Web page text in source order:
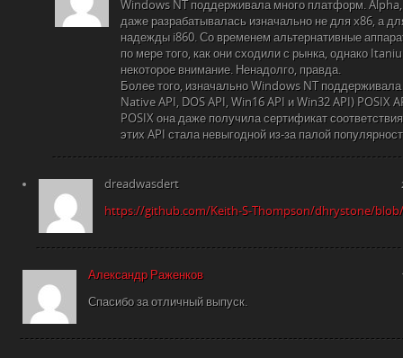
Windows NT поддерживала много платформ.
даже разрабатывалась изначально не для x86, а
надежды i860. Со временем альтернативные
по мере того, как они сходили с рынка, однако
некоторое внимание. Ненадолго, правда.
Более того, изначально Windows NT
Native API, DOS API, Win16 API и Win32 API) POSIX
POSIX она даже получила сертификат
этих API стала невыгодной из-за палой
dreadwasdert
https://github.com/Keith-S-Thompson/dhrystone/
Александр Раженков
Спасибо за отличный выпуск.